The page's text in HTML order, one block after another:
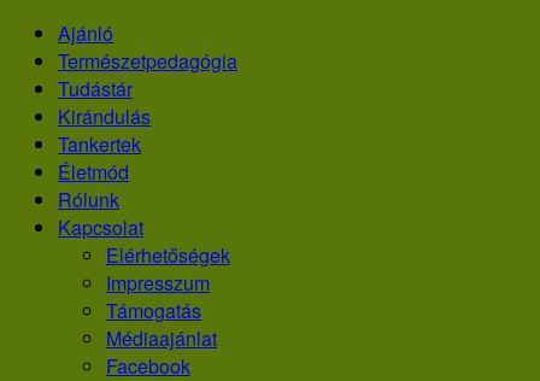
Skip
content
Ajánló
Természetpedagógia
Tudástár
Kirándulás
Tankertek
Életmód
Rólunk
Kapcsolat
Elérhetőségek
Impresszum
Támogatás
Médiaajánlat
Facebook